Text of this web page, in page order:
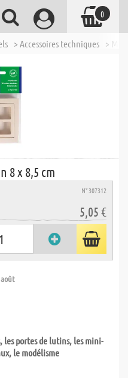
> Accessoires techniques >
8 x 8,5 cm
N° 307312
5,05 €
les portes de lutins, les mini-
le modélisme
0